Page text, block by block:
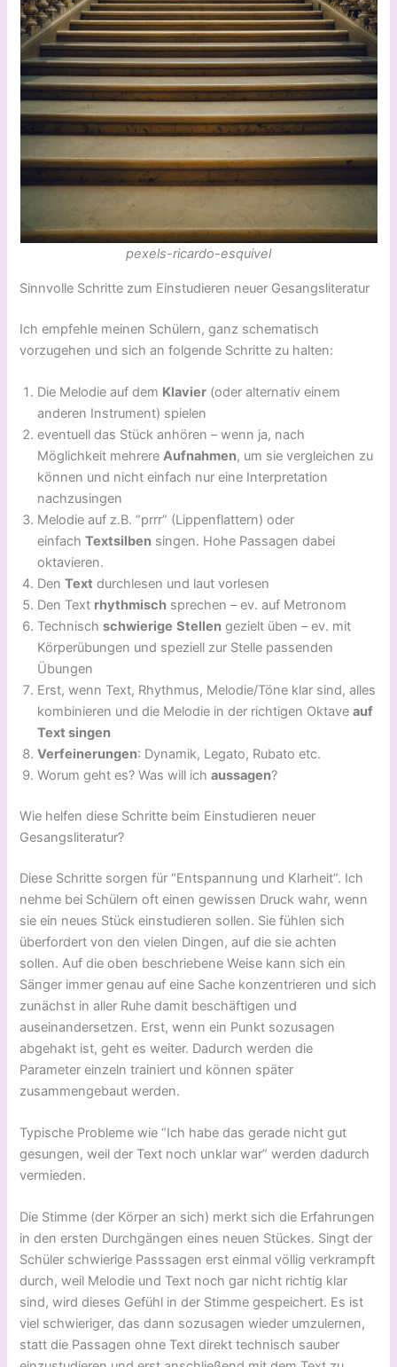
pexels-ricardo-esquivel
Sinnvolle Schritte zum Einstudieren neuer Gesangsliteratur
Ich empfehle meinen Schülern, ganz schematisch
vorzugehen und sich an folgende Schritte zu halten:
Die Melodie auf dem Klavier (oder alternativ einem
anderen Instrument) spielen
eventuell das Stück anhören – wenn ja, nach
Möglichkeit mehrereAufnahmen, um sie vergleichen zu
können und nicht einfach nur eine Interpretation
nachzusingen
Melodie auf z.B. “prrr” (Lippenflattern) oder
einfachTextsilben singen. Hohe Passagen dabei
oktavieren.
DenText durchlesen und laut vorlesen
Den Text rhythmisch sprechen – ev. auf Metronom
Technischschwierige Stellen gezielt üben – ev. mit
Körperübungen und speziell zur Stelle passenden
Übungen
Erst, wenn Text, Rhythmus, Melodie/Töne klar sind, alles
kombinieren und die Melodie in der richtigen Oktaveauf
Text singen
Verfeinerungen: Dynamik, Legato, Rubato etc.
Worum geht es? Was will ichaussagen?
Wie helfen diese Schritte beim Einstudieren neuer
Gesangsliteratur?
Diese Schritte sorgen für “Entspannung und Klarheit”. Ich
nehme bei Schülern oft einen gewissen Druck wahr, wenn
sie ein neues Stück einstudieren sollen. Sie fühlen sich
überfordert von den vielen Dingen, auf die sie achten
sollen. Auf die oben beschriebene Weise kann sich ein
Sänger immer genau auf eine Sache konzentrieren und sich
zunächst in aller Ruhe damit beschäftigen und
auseinandersetzen. Erst, wenn ein Punkt sozusagen
abgehakt ist, geht es weiter. Dadurch werden die
Parameter einzeln trainiert und können später
zusammengebaut werden.
Typische Probleme wie “Ich habe das gerade nicht gut
gesungen, weil der Text noch unklar war” werden dadurch
vermieden.
Die Stimme (der Körper an sich) merkt sich die Erfahrungen
in den ersten Durchgängen eines neuen Stückes. Singt der
Schüler schwierige Passsagen erst einmal völlig verkrampft
durch, weil Melodie und Text noch gar nicht richtig klar
sind, wird dieses Gefühl in der Stimme gespeichert. Es ist
viel schwieriger, das dann sozusagen wieder umzulernen,
statt die Passagen ohne Text direkt technisch sauber